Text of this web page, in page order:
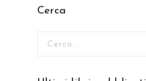
Cerca